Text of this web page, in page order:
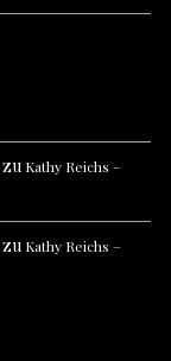
zu Kathy Reichs –
zu Kathy Reichs –